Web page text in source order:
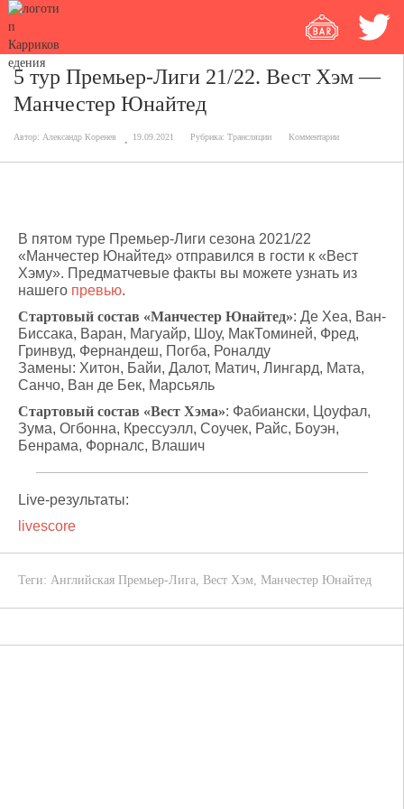
5 тур Премьер-Лиги 21/22. Вест Хэм —
Манчестер Юнайтед
Автор: Александр Коренев 19.09.2021 Рубрика: Трансляции Комментарии
В пятом туре Премьер-Лиги сезона 2021/22
«Манчестер Юнайтед» отправился в гости к «Вест
Хэму». Предматчевые факты вы можете узнать из
нашего превью.
Стартовый состав «Манчестер Юнайтед»: Де Хеа, Ван-
Биссака, Варан, Магуайр, Шоу, МакТоминей, Фред,
Гринвуд, Фернандеш, Погба, Роналду
Замены: Хитон, Байи, Далот, Матич, Лингард, Мата,
Санчо, Ван де Бек, Марсьяль
Стартовый состав «Вест Хэма»: Фабиански, Цоуфал,
Зума, Огбонна, Крессуэлл, Соучек, Райс, Боуэн,
Бенрама, Форналс, Влашич
Live-результаты:
livescore
Теги: Английская Премьер-Лига, Вест Хэм, Манчестер Юнайтед